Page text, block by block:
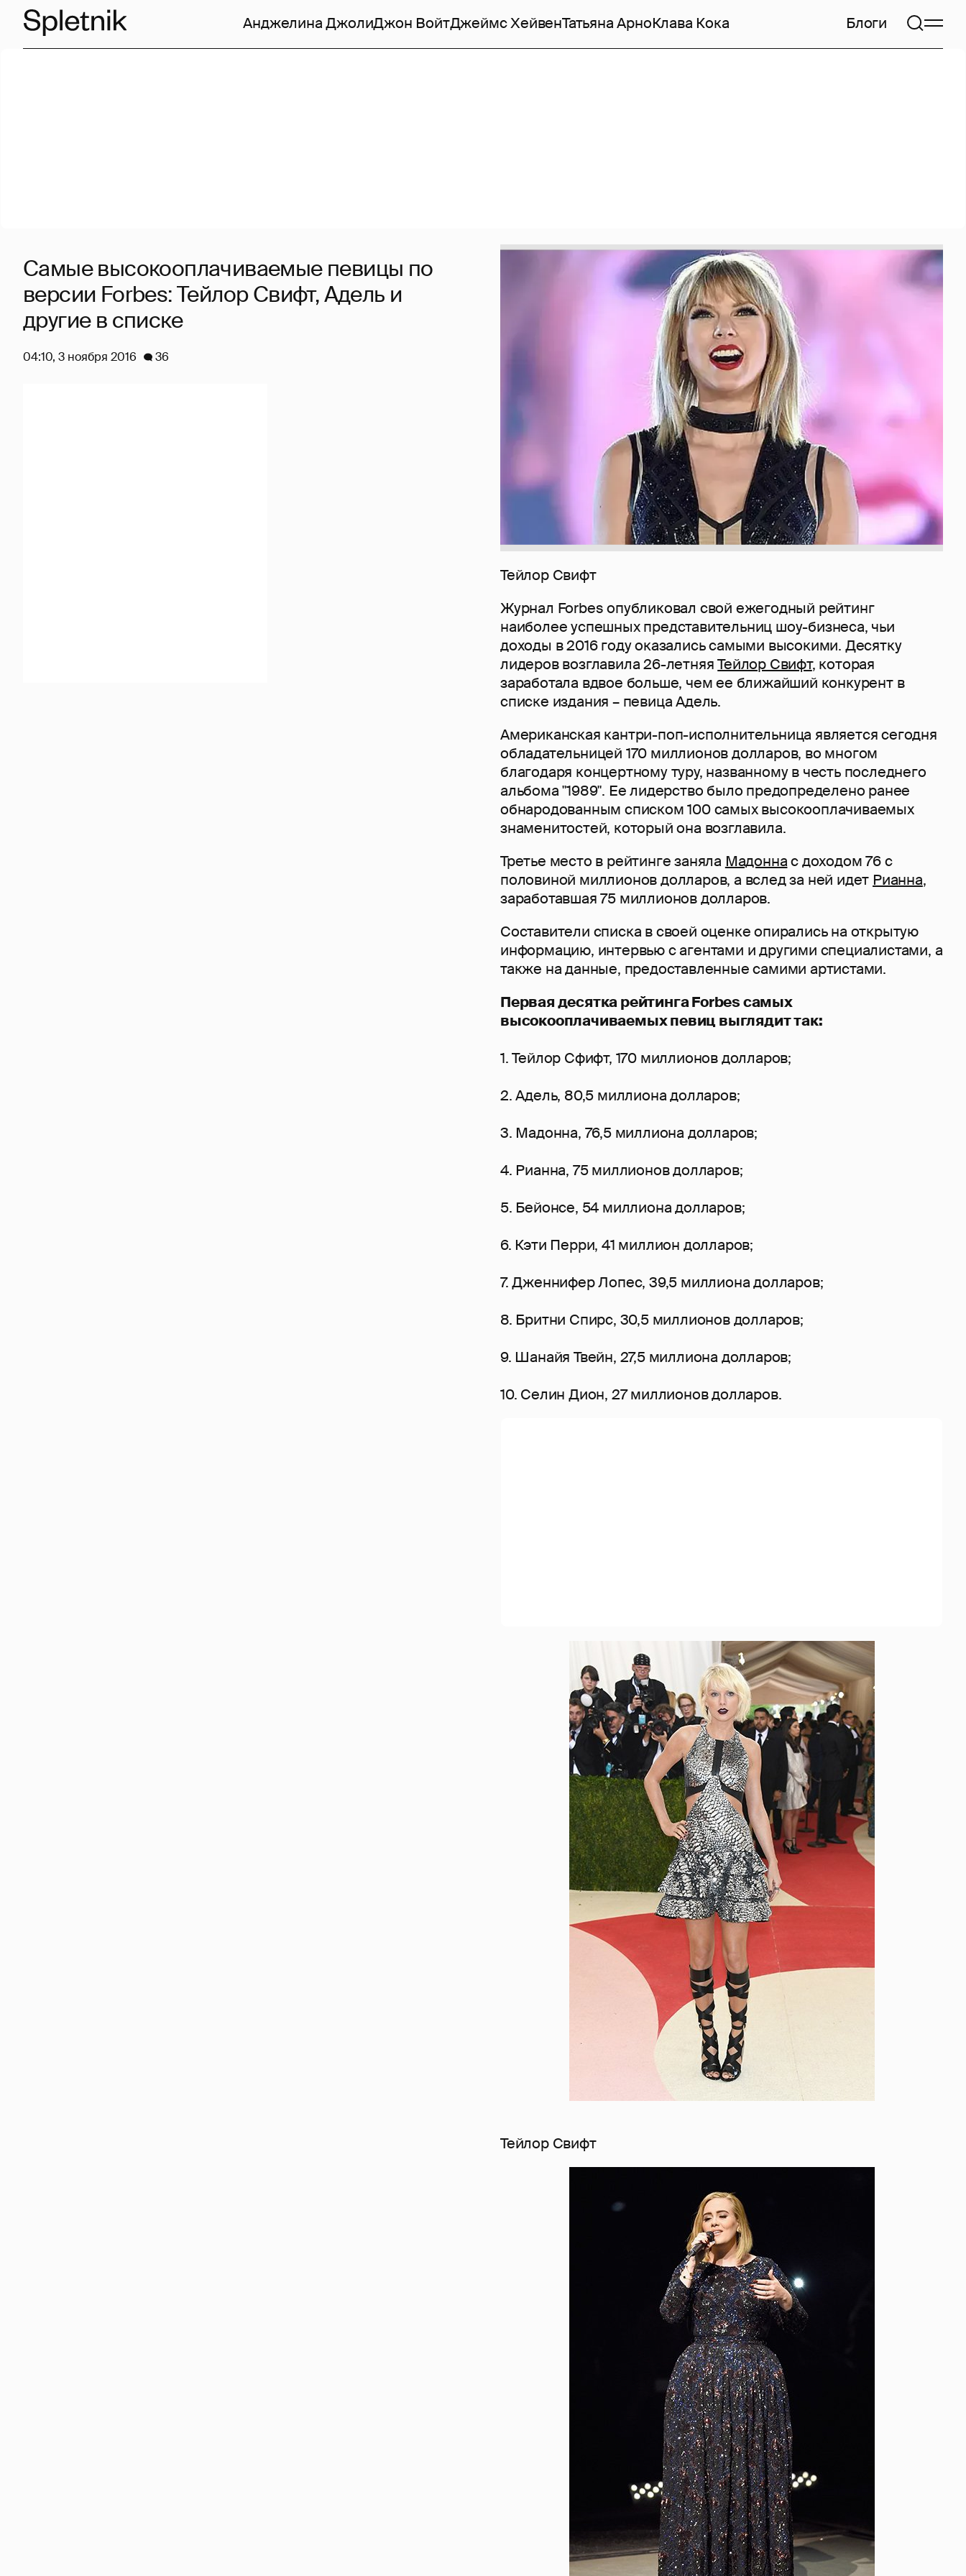
Анджелина ДжолиДжон ВойтДжеймс ХейвенТатьяна АрноКлава Кока Блоги
Тейлор Свифт
Журнал Forbes опубликовал свой ежегодный рейтинг
наиболее успешных представительниц шоу-бизнеса, чьи
доходы в 2016 году оказались самыми высокими. Десятку
лидеров возглавила 26-летняяТейлор Свифт, которая
заработала вдвое больше, чем ее ближайший конкурент в
списке издания – певица Адель.
Американская кантри-поп-исполнительница является сегодня
обладательницей 170 миллионов долларов, во многом
благодаря концертному туру, названному в честь последнего
альбома "1989". Ее лидерство было предопределено ранее
обнародованным списком 100 самых высокооплачиваемых
знаменитостей, который она возглавила.
Третье место в рейтинге заняла Мадоннас доходом 76 с
половиной миллионов долларов, а вслед за ней идет Рианна,
заработавшая 75 миллионов долларов.
Составители списка в своей оценке опирались на открытую
информацию, интервью с агентами и другими специалистами, а
также на данные, предоставленные самими артистами.
Первая десятка рейтинга Forbes самых
высокооплачиваемых певиц выглядит так:
1. Тейлор Сфифт, 170 миллионов долларов;
2. Адель, 80,5 миллиона долларов;
3. Мадонна, 76,5 миллиона долларов;
4. Рианна, 75 миллионов долларов;
5. Бейонсе, 54 миллиона долларов;
6. Кэти Перри, 41 миллион долларов;
7. Дженнифер Лопес, 39,5 миллиона долларов;
8. Бритни Спирс, 30,5 миллионов долларов;
9. Шанайя Твейн, 27,5 миллиона долларов;
10. Селин Дион, 27 миллионов долларов.
Тейлор Свифт
Самые высокооплачиваемые певицы по
версии Forbes: Тейлор Свифт, Адель и
другие в списке
04:10, 3 ноября 2016 36